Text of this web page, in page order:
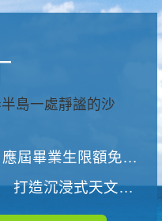
畢業生限額免費參加
浸式天文探索營隊